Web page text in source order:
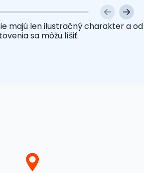
majú len ilustračný charakter a od
sa môžu líšiť.